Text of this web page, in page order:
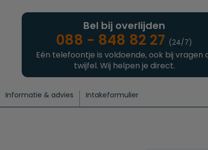
Bel bij overlijden
088 - 848 82 27 (24/7)
Eén telefoontje is voldoende, ook bij vragen
twijfel. Wij helpen je direct.
Informatie & advies Intakeformulier